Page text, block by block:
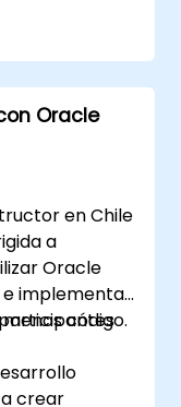
avanzadas
y los datos
sistemas
las mejores
Oracle
en Chile
a
Oracle
e implementar
código.
crear